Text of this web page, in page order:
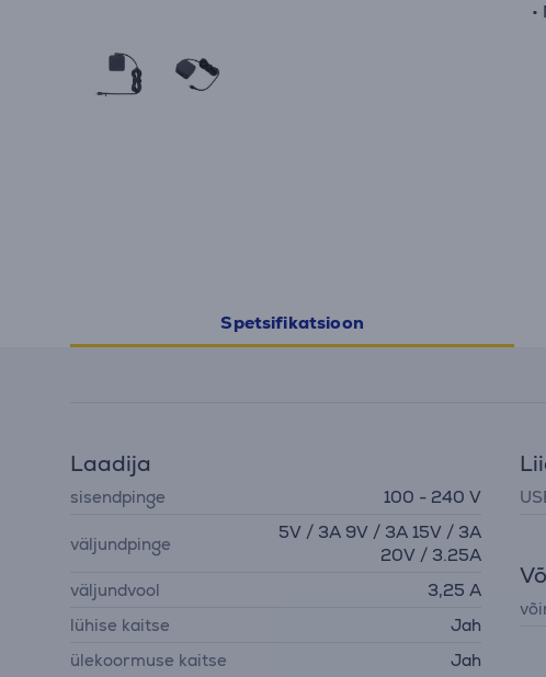
Spetsifikatsioon
Laadija
sisendpinge 100 - 240 V
väljundpinge
5V / 3A 9V / 3A 15V / 3A
20V / 3.25A
väljundvool
3,25 A
lühise kaitse
Jah
ülekoormuse kaitse
Jah